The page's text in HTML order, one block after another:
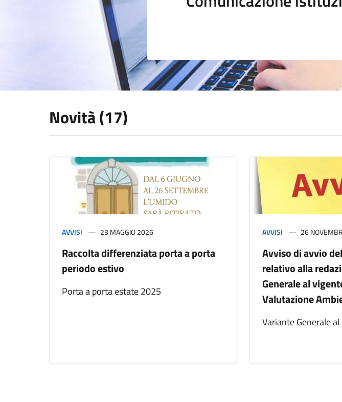
Novità (17)
AVVISI 23 MAGGIO 2026
Raccolta differenziata porta a porta
periodo estivo
Porta a porta estate 2025
AVVISI 26
Avviso di avvio
relativo alla
Generale al
Valutazione
Variante Generale al